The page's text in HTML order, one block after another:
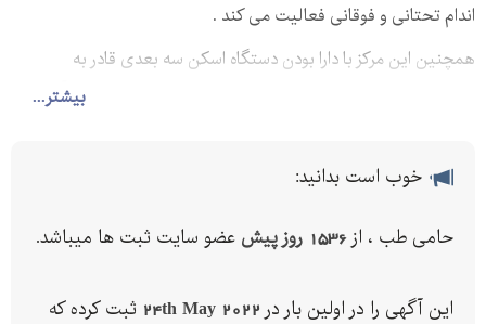
بیشتر...
اندام تحتانی و فوقانی فعالیت می کند .
همچنین این مرکز با دارا بودن دستگاه اسکن سه بعدی قادر به
تشخیص مشکلات کف پا ،انحرافات زانو و ستون فقرات است و آماده
حامی تب : 09057022000 _ 09123425055
فکس: 02166431221
خوب است بدانید:
حامی طب ، از 1536 روز پیش عضو سایت ثبت ها میباشد.
این آگهی را در اولین بار در 24th May 2022 ثبت کرده که